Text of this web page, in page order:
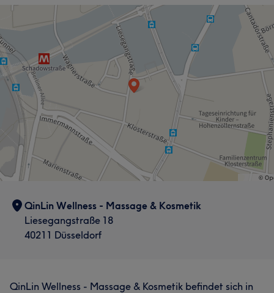
QinLin Wellness - Massage & Kosmetik
Liesegangstraße 18
40211 Düsseldorf
QinLin Wellness - Massage & Kosmetik befindet sich in